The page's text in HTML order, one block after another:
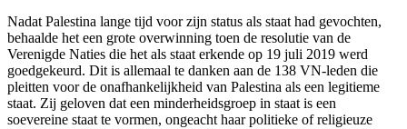
Nadat Palestina lange tijd voor zijn status als staat had gevochten,
behaalde het een grote overwinning toen de resolutie van de
Verenigde Naties die het als staat erkende op 19 juli 2019 werd
goedgekeurd. Dit is allemaal te danken aan de 138 VN-leden die
pleitten voor de onafhankelijkheid van Palestina als een legitieme
staat. Zij geloven dat een minderheidsgroep in staat is een
soevereine staat te vormen, ongeacht haar politieke of religieuze